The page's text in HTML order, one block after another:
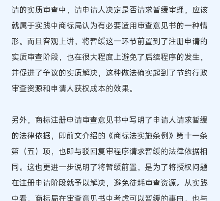
请的实质审查中，请申请人决定是否请求暂缓审理，应该
就属于实践中商标局认为有必要适用审查意见书的一种情
形。而且客观上讲，将暂缓这一环节前置到了注册申请的
实质审查阶段，也在很大程度上避免了后续程序的发生，
并促进了争议的实质解决，这种做法确实起到了节约行政
审查资源和申请人获权成本的效果。
另外，商标注册申请审查意见书中写明了申请人请求暂缓
的法律依据，即前文介绍的《商标法实施条例》第十一条
第（五）项，也即与驳回复审程序请求暂缓的法律依据相
同。这也更进一步说明了将暂缓前置，是为了将授权问题
在注册申请阶段就予以解决，避免徒耗审查资源。从实践
中看，商标局在审查意见书中考虑可以暂缓的事由，也与